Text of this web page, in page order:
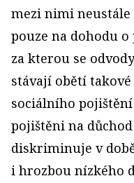
mezi nimi
pouze na dohodu
za kterou se
stávají obětí
sociálního
pojištěni na
diskriminuje v
i hrozbou nízkého